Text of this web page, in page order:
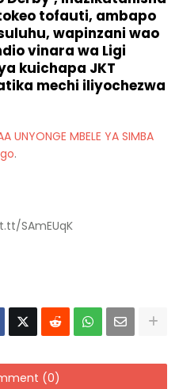
tofauti, ambapo
wapinzani wao
vinara wa Ligi
kuichapa JKT
mechi iliyochezwa
UNYONGE MBELE YA SIMBA
.
SAmEUqK
(0)